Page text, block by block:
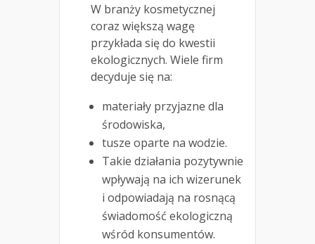
W branży kosmetycznej
coraz większą wagę
przykłada się do kwestii
ekologicznych. Wiele firm
decyduje się na:
materiały przyjazne dla
środowiska,
tusze oparte na wodzie.
Takie działania pozytywnie
wpływają na ich wizerunek
i odpowiadają na rosnącą
świadomość ekologiczną
wśród konsumentów.